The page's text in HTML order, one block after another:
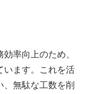
率向上のため、
います。これを活
、無駄な工数を削